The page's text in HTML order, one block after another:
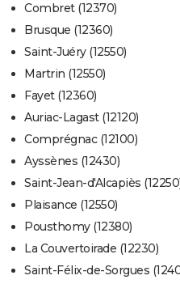
Combret (12370)
Brusque (12360)
Saint-Juéry (12550)
Martrin (12550)
Fayet (12360)
Auriac-Lagast (12120)
Comprégnac (12100)
Ayssènes (12430)
Saint-Jean-d'Alcapiès
Plaisance (12550)
Pousthomy (12380)
La Couvertoirade (12230)
Saint-Félix-de-Sorgues